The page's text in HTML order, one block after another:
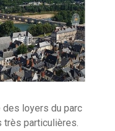
des loyers du parc
très particulières.